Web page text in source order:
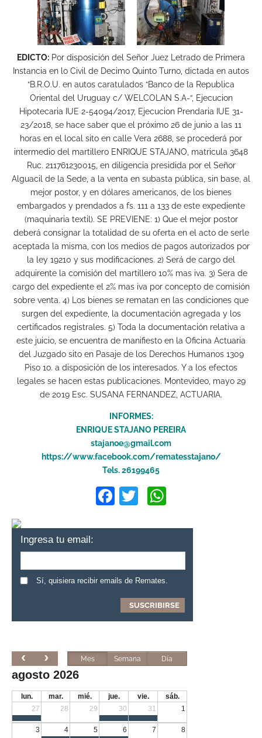
EDICTO: Por disposición del Señor Juez Letrado de Primera
Instancia en lo Civil de Decimo Quinto Turno, dictada en autos
“B.R.O.U. en autos caratulados “Banco de la Republica
Oriental del Uruguay c/ WELCOLAN S.A-“, Ejecucion
Hipotecaria IUE 2-54094/2017, Ejecucion Prendaria IUE 31-
23/2018, se hace saber que el próximo 26 de junio a las 11
horas en el local sito en calle Vera 2688, se procederá por
intermedio del martillero ENRIQUE STAJANO, matricula 3648
Ruc. 211761230015, en diligencia presidida por el Señor
Alguacil de la Sede, a la venta en subasta pública, sin base, al
mejor postor, y en dólares americanos, de los bienes
embargados y prendados a fs. 111 a 133 de este expediente
(maquinaria textil). SE PREVIENE: 1) Que el mejor postor
deberá consignar la totalidad de su oferta en el acto de serle
aceptada la misma, con los medios de pagos autorizados por
la ley 19210 y sus modificaciones. 2) Será de cargo del
adquirente la comisión del martillero 10% mas iva. 3) Sera de
cargo del expediente el 2% mas iva por concepto de comisión
sobre venta. 4) Los bienes se rematan en las condiciones que
surgen del expediente, la documentación agregada y los
certificados registrales. 5) Toda la documentación relativa a
este juicio, se encuentra de manifiesto en la Oficina Actuaria
del Juzgado sito en Pasaje de los Derechos Humanos 1309
Piso 1o. a disposición de los interesados. Y a los efectos
legales se hacen estas publicaciones. Montevideo, mayo 29
de 2019 Esc. SUSANA FERNANDEZ, ACTUARIA.
INFORMES:
ENRIQUE STAJANO PEREIRA
stajanoe@gmail.com
https://www.facebook.com/rematesstajano/
Tels. 26199465
Facebook
Twitter
Ingresa tu email:
Sí, quisiera recibir emails de Remates.
Mes Semana Día
agosto 2026
lun. mar. mié. jue. vie.
sáb.
27
28 29 30 31 1
3 4 5 6 7 8